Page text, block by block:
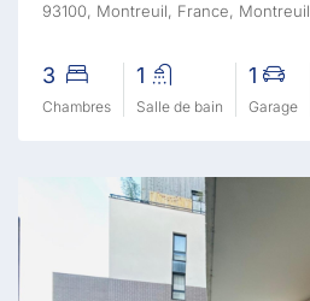
93100, Montreuil, France, Montreuil
3
Chambres
1
Salle de bain
1
Garage